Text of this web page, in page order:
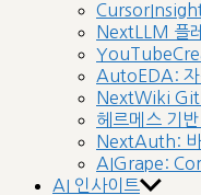
NextLLM 플
AutoEDA: 자
NextWiki
헤르메스 기
NextAuth: 바
AIGrape:
AI 인사이트